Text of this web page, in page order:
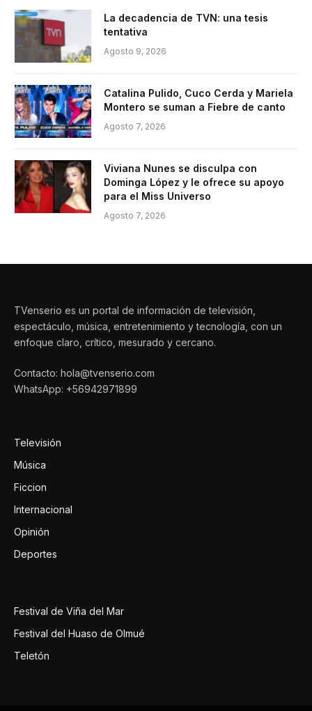
La decadencia de TVN: una tesis
tentativa
Agosto 9, 2026
Catalina Pulido, Cuco Cerda y Mariela
Montero se suman a Fiebre de canto
Agosto 7, 2026
Viviana Nunes se disculpa con
Dominga López y le ofrece su apoyo
para el Miss Universo
Agosto 7, 2026
TVenserio es un portal de información de televisión,
espectáculo, música, entretenimiento y tecnología, con un
enfoque claro, crítico, mesurado y cercano.
Contacto: hola@tvenserio.com
WhatsApp: +56942971899
Televisión
Música
Ficcion
Internacional
Opinión
Deportes
Festival de Viña del Mar
Festival del Huaso de Olmué
Teletón